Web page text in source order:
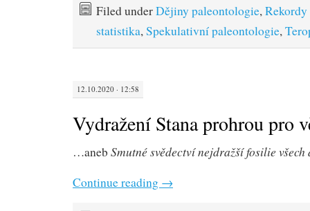
Filed underDějiny paleontologie, Rekordy
statistika, Spekulativní paleontologie,
12.10.2020 · 12:58
Vydražení Stana prohrou pro
…aneb Smutné svědectví nejdražší fosilie všech
Continue reading →